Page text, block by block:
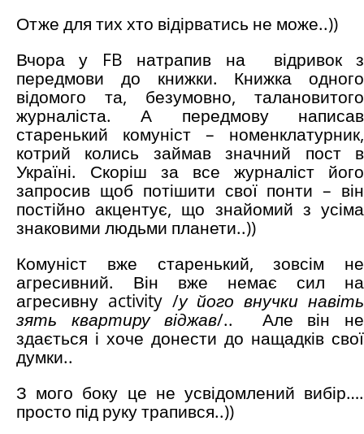
Отже для тих хто відірватись не може..))
Вчора у FB натрапив на відривок з
передмови до книжки. Книжка одного
відомого та, безумовно, талановитого
журналіста. А передмову написав
старенький комуніст – номенклатурник,
котрий колись займав значний пост в
Україні. Скоріш за все журналіст його
запросив щоб потішити свої понти – він
постійно акцентує, що знайомий з усіма
знаковими людьми планети..))
Комуніст вже старенький, зовсім не
агресивний. Він вже немає сил на
агресивну activity /у його внучки навіть
зять квартиру віджав/.. Але він не
здається і хоче донести до нащадків свої
думки..
З мого боку це не усвідомлений вибір….
просто під руку трапився..))